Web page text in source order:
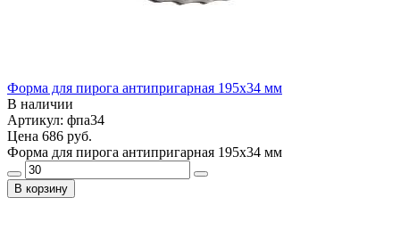
Форма для пирога антипригарная 195х34 мм
В наличии
Артикул: фпа34
Цена 686 руб.
Форма для пирога антипригарная 195х34 мм
В корзину